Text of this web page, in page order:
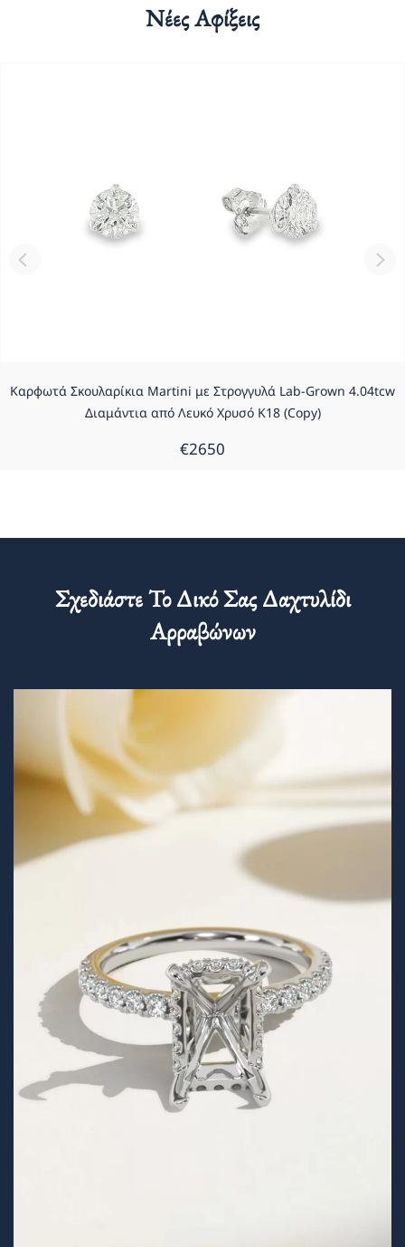
Νέες Αφίξεις
Καρφωτά Σκουλαρίκια Martini με Στρογγυλά Lab-Grown 4.04tcw
Διαμάντια από Λευκό Χρυσό K18 (Copy)
€2650
Σχεδιάστε Το Δικό Σας Δαχτυλίδι
Αρραβώνων